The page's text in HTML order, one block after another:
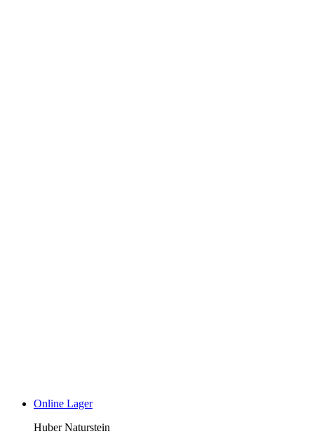
Online Lager
Huber Naturstein